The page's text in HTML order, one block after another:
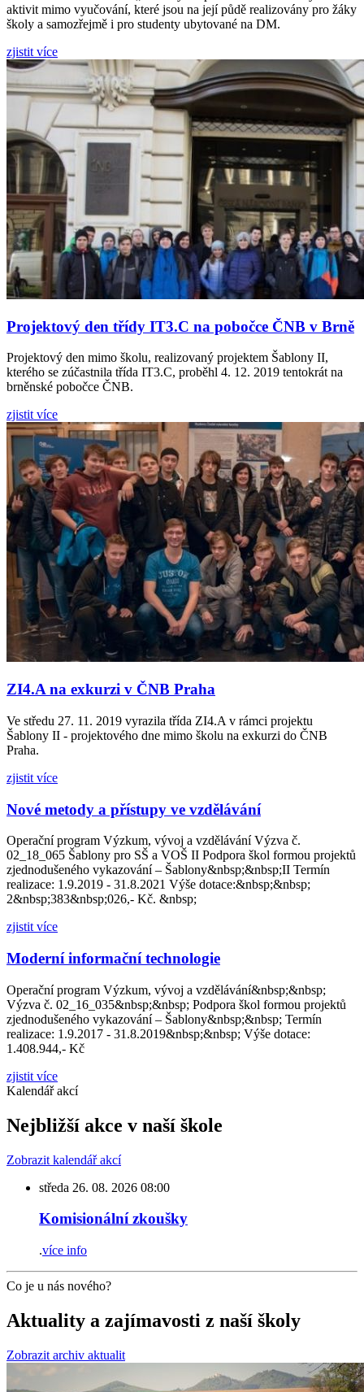
aktivit mimo vyučování, které jsou na její půdě realizovány pro žáky
školy a samozřejmě i pro studenty ubytované na DM.
zjistit více
Projektový den třídy IT3.C na pobočce ČNB v Brně
Projektový den mimo školu, realizovaný projektem Šablony II,
kterého se zúčastnila třída IT3.C, proběhl 4. 12. 2019 tentokrát na
brněnské pobočce ČNB.
zjistit více
ZI4.A na exkurzi v ČNB Praha
Ve středu 27. 11. 2019 vyrazila třída ZI4.A v rámci projektu
Šablony II - projektového dne mimo školu na exkurzi do ČNB
Praha.
zjistit více
Nové metody a přístupy ve vzdělávání
Operační program Výzkum, vývoj a vzdělávání Výzva č.
02_18_065 Šablony pro SŠ a VOŠ II Podpora škol formou projektů
zjednodušeného vykazování – Šablony&nbsp;&nbsp;II Termín
realizace: 1.9.2019 - 31.8.2021 Výše dotace:&nbsp;&nbsp;
2&nbsp;383&nbsp;026,- Kč. &nbsp;
zjistit více
Moderní informační technologie
Operační program Výzkum, vývoj a vzdělávání&nbsp;&nbsp;
Výzva č. 02_16_035&nbsp;&nbsp; Podpora škol formou projektů
zjednodušeného vykazování – Šablony&nbsp;&nbsp; Termín
realizace: 1.9.2017 - 31.8.2019&nbsp;&nbsp; Výše dotace:
1.408.944,- Kč
zjistit více
Kalendář akcí
Nejbližší akce v naší škole
Zobrazit kalendář akcí
středa 26. 08. 2026 08:00
Komisionální zkoušky
.více info
Co je u nás nového?
Aktuality a zajímavosti z naší školy
Zobrazit archiv aktualit